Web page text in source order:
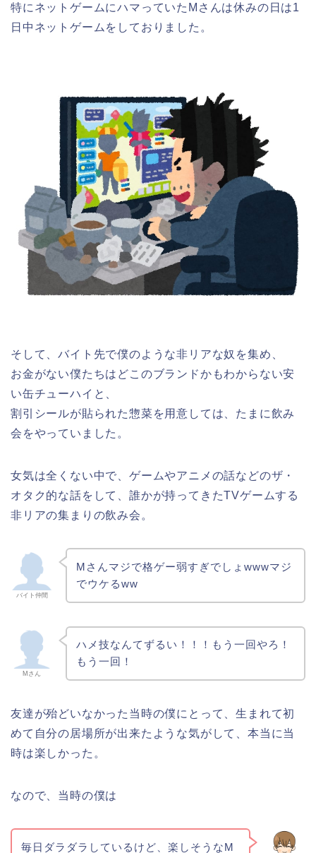
特にネットゲームにハマっていたMさんは休みの日は1
日中ネットゲームをしておりました。
そして、バイト先で僕のような非リアな奴を集め、
お金がない僕たちはどこのブランドかもわからない安
い缶チューハイと、
割引シールが貼られた惣菜を用意しては、たまに飲み
会をやっていました。
女気は全くない中で、ゲームやアニメの話などのザ・
オタク的な話をして、誰かが持ってきたTVゲームする
非リアの集まりの飲み会。
バイト仲間
Mさんマジで格ゲー弱すぎでしょwwwマジ
でウケるww
Mさん
ハメ技なんてずるい！！！もう一回やろ！
もう一回！
友達が殆どいなかった当時の僕にとって、生まれて初
めて自分の居場所が出来たような気がして、本当に当
時は楽しかった。
なので、当時の僕は
毎日ダラダラしているけど、楽しそうなM